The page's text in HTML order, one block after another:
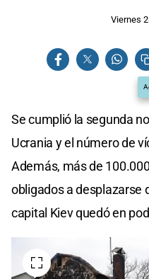
Viernes
Se cumplió la segunda
Ucrania y el número de
Además, más de
obligados a desplazarse
capital Kiev quedó en